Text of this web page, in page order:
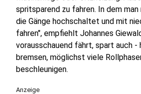
spritsparend zu fahren. In dem
die Gänge hochschaltet und mit
fahren", empfiehlt Johannes
vorausschauend fährt, spart auch
bremsen, möglichst viele
beschleunigen.
Anzeige